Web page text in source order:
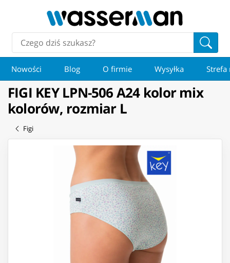
Nowości Blog O firmie Wysyłka Strefa
FIGI KEY LPN-506 A24 kolor mix
kolorów, rozmiar L
Figi